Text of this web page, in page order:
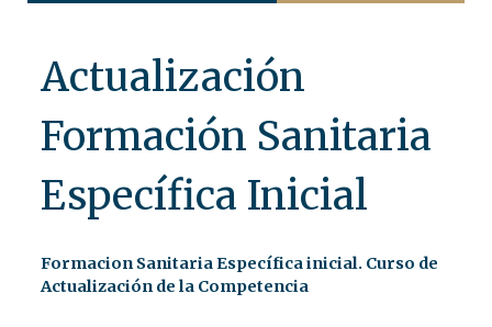
Actualización
Formación Sanitaria
Específica Inicial
Formacion Sanitaria Específica inicial. Curso de
Actualización de la Competencia